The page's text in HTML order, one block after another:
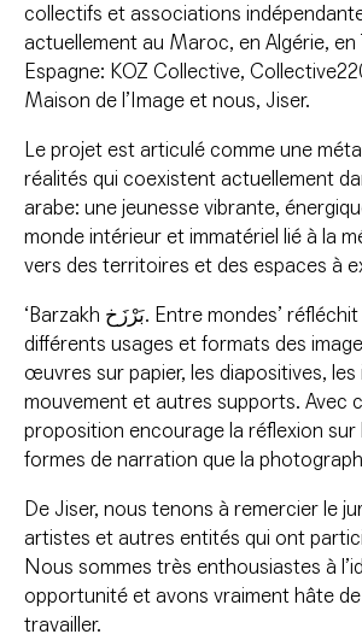
collectifs et associations
actuellement au Maroc, en Algérie, en
Espagne: KOZ Collective,
Maison de l’Image et nous, Jiser.
Le projet est articulé comme une
réalités qui coexistent actuellement
arabe: une jeunesse vibrante,
monde intérieur et immatériel lié à la
vers des territoires et des espaces à
‘Barzakh بَرْزَخ. Entre mondes’ réfléchit également aux
différents usages et formats des
œuvres sur papier, les diapositives, les
mouvement et autres supports. Avec
proposition encourage la réflexion sur
formes de narration que la
De Jiser, nous tenons à remercier le
artistes et autres entités qui ont
Nous sommes très enthousiastes à
opportunité et avons vraiment hâte
travailler.